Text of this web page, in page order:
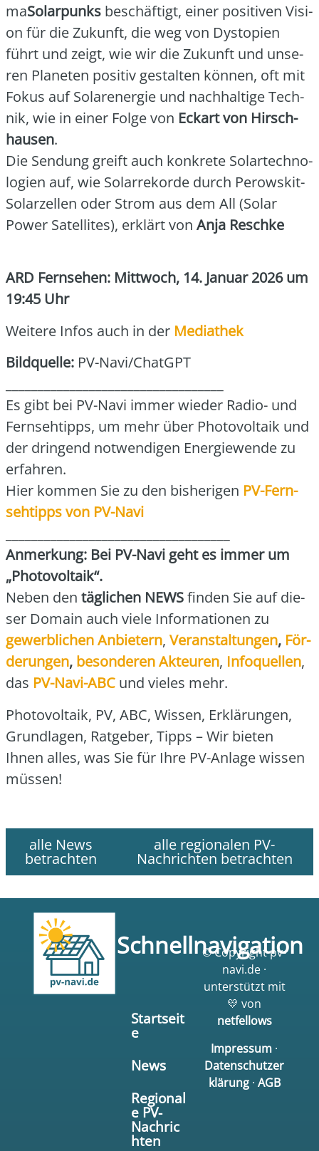
maSolar­punks beschäf­tigt, einer posi­ti­ven Visi­
on für die Zukunft, die weg von Dys­to­pien
führt und zeigt, wie wir die Zukunft und unse­
ren Pla­ne­ten posi­tiv gestal­ten kön­nen, oft mit
Fokus auf Solar­ener­gie und nach­hal­ti­ge Tech­
nik, wie in einer Fol­ge von Eck­art von Hirsch­
hau­sen.
Die Sen­dung greift auch kon­kre­te Solar­tech­no­
lo­gien auf, wie Solar­re­kor­de durch Perow­skit-
Solar­zel­len oder Strom aus dem All (Solar
Power Satel­li­tes), erklärt von Anja Resch­ke
ARD Fern­se­hen: Mitt­woch, 14. Janu­ar 2026 um
19:45 Uhr
Wei­te­re Infos auch in der Media­thek
Bild­quel­le: PV-Navi/ChatGPT
Es gibt bei PV-Navi immer wie­der Radio- und
Fern­seh­tipps, um mehr über Pho­to­vol­ta­ik und
der drin­gend not­wen­di­gen Ener­gie­wen­de zu
erfah­ren.
Hier kom­men Sie zu den bis­he­ri­gen PV-Fern­
seh­tipps von PV-Navi
Anmer­kung: Bei PV-Navi geht es immer um
„Pho­to­vol­ta­ik“.
Neben den täg­li­chen NEWSfin­den Sie auf die­
ser Domain auch vie­le Infor­ma­tio­nen zu
gewerb­li­chen Anbie­tern, Ver­an­stal­tun­gen, För­
de­run­gen, beson­de­ren Akteu­ren, Info­quel­len,
das PV-Navi-ABC und vie­les mehr.
Pho­to­vol­ta­ik, PV, ABC, Wis­sen, Erklä­run­gen,
Grund­la­gen, Rat­ge­ber, Tipps – Wir bie­ten
Ihnen alles, was Sie für Ihre PV-Anla­ge wis­sen
müs­sen!
alle News
betrachten
alle regionalen PV-
Nachrichten betrachten
Schnellnavigation
Startseit
e
News
Regional
e PV-
Nachric
hten
© Copyright pv-
navi.de ·
unterstützt mit
💛 von
netfellows
Impressum ·
Datenschutzer
klärung· AGB